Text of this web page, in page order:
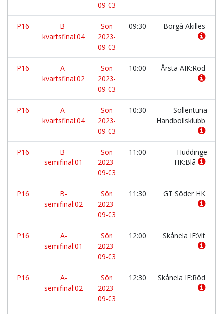
09-03
P16
B-
kvartsfinal:04
Sön
2023-
09-03
09:30 Borgå Akilles
P16
A-
kvartsfinal:02
Sön
2023-
09-03
10:00 Årsta AIK:Röd
P16
A-
kvartsfinal:04
Sön
2023-
09-03
10:30
Sollentuna
Handbollsklubb
P16
B-
semifinal:01
Sön
2023-
09-03
11:00
Huddinge
HK:Blå
P16
B-
semifinal:02
Sön
2023-
09-03
11:30 GT Söder HK
P16
A-
semifinal:01
Sön
2023-
09-03
12:00 Skånela IF:Vit
P16
A-
semifinal:02
Sön
2023-
09-03
12:30 Skånela IF:Röd